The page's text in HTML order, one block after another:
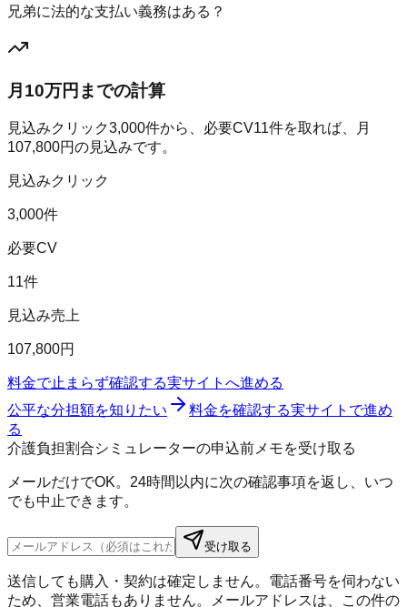
兄弟に法的な支払い義務はある？
月10万円までの計算
見込みクリック3,000件から、必要CV11件を取れば、月
107,800円の見込みです。
見込みクリック
3,000件
必要CV
11件
見込み売上
107,800円
料金で止まらず確認する実サイトへ進める
公平な分担額を知りたい
料金を確認する実サイトで進め
る
介護負担割合シミュレーターの申込前メモを受け取る
メールだけでOK。24時間以内に次の確認事項を返し、いつ
でも中止できます。
受け取る
送信しても購入・契約は確定しません。電話番号を伺わない
ため、営業電話もありません。メールアドレスは、この件の